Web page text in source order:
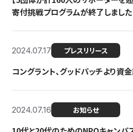
寄付挑戦プログラムが終了しました
2024.07.17 プレスリリース
コングラント、グッドパッチより資
2024.07.16 お知らせ